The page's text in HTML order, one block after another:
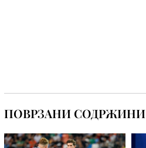
ПОВРЗАНИ СОДРЖИНИ